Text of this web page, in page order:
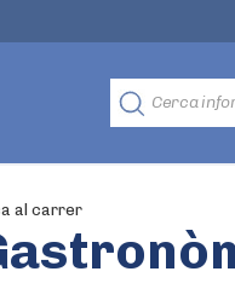
al carrer